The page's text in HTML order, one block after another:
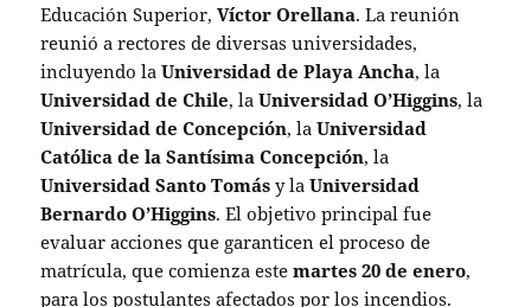
Educación Superior,Víctor Orellana. La reunión
reunió a rectores de diversas universidades,
incluyendo laUniversidad de Playa Ancha, la
Universidad de Chile, laUniversidad O’Higgins, la
Universidad de Concepción, laUniversidad
Católica de la Santísima Concepción, la
Universidad Santo Tomás y laUniversidad
Bernardo O’Higgins. El objetivo principal fue
evaluar acciones que garanticen el proceso de
matrícula, que comienza estemartes 20 de enero,
para los postulantes afectados por los incendios.